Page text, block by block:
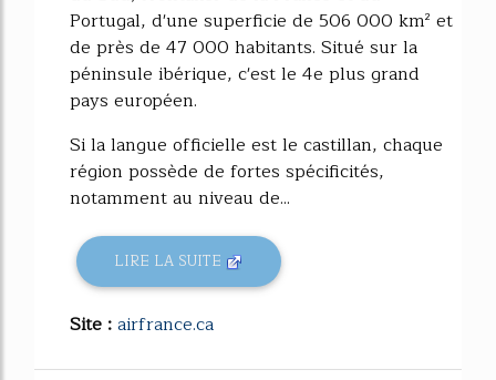
Portugal, d'une superficie de 506 000 km² et
de près de 47 000 habitants. Situé sur la
péninsule ibérique, c'est le 4e plus grand
pays européen.
Si la langue officielle est le castillan, chaque
région possède de fortes spécificités,
notamment au niveau de...
LIRE LA SUITE
Site :airfrance.ca